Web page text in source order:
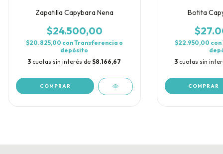
Zapatilla Capybara Nena
$24.500,00
$20.825,00 conTransferencia o
depósito
3 cuotas sin interés de$8.166,67
COMPRAR
Botita
$22.950,00 con
3 cuotas sin
COMPRAR